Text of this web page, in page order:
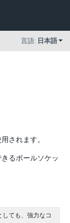
言語: 日本語
されます。
るボールソケッ
ても、強力なコ